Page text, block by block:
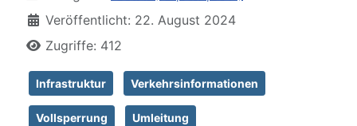
Veröffentlicht: 22. August 2024
Zugriffe: 412
Infrastruktur Verkehrsinformationen
Vollsperrung Umleitung